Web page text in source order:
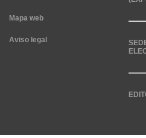
Mapa web
Aviso legal